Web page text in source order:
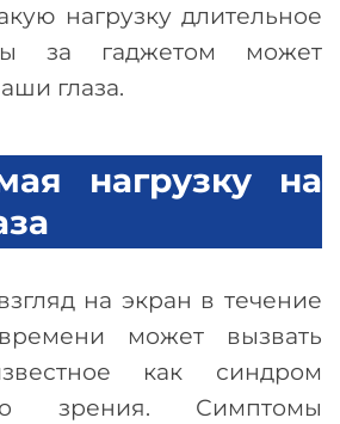
нагрузку длительное
за гаджетом может
глаза.
нагрузку на
на экран в течение
может вызвать
как синдром
зрения. Симптомы